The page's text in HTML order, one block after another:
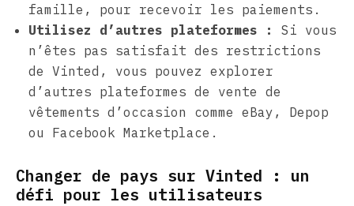
famille, pour recevoir les paiements.
Utilisez d’autres plateformes :
Si vous
n’êtes pas satisfait des restrictions
de Vinted, vous pouvez explorer
d’autres plateformes de vente de
vêtements d’occasion comme eBay, Depop
ou Facebook Marketplace.
Changer de pays sur Vinted : un
défi pour les utilisateurs